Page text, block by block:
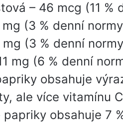
– 46 mcg (11 %
mg (3 % denní
(3 % denní
mg (6 % denní
obsahuje
ale více vitamínu
papriky obsahuje 7